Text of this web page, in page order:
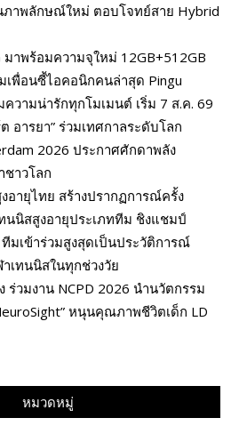
ภาพลักษณ์ใหม่ ตอบโจทย์สาย Hybrid
มาพร้อมความจุใหม่ 12GB+512GB
เพื่อนซี้ไอคอนิกคนล่าสุด Pingu
ความน่ารักทุกโมเมนต์ เริ่ม 7 ส.ค. 69
ต อารยา” ร่วมเทศกาลระดับโลก
2026 ประกาศศักดาพลัง
ชาวโลก
อายุไทย สร้างปรากฏการณ์ครั้ง
นนิสสูงอายุประเภททีม ชิงแชมป์
มเข้าร่วมสูงสุดเป็นประวัติการณ์
เทนนิสในทุกช่วงวัย
วมงาน NCPD 2026 นำนวัตกรรม
หนุนคุณภาพชีวิตเด็ก LD
หมวดหมู่